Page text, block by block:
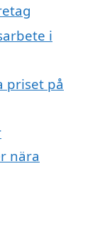
i
priset på
nära